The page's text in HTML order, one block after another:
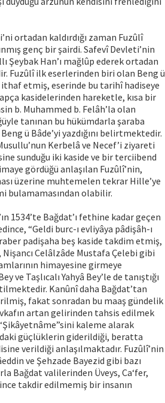
ortadan kaldırdığı zaman Fuzûlî
genç bir şairdi. Safevî Devleti’nin
Şeybak Han’ı mağlûp ederek ortadan
Fuzûlî ilk eserlerinden biri olan Beng ü
ithaf etmiş, eserinde bu tarihî hadiseye
kasidelerinden hareketle, kısa bir
b. Muhammed b. Felâh’la olan
tanınan bu hükümdarla şaraba
ü Bâde’yi yazdığını belirtmektedir.
Kerbelâ ve Necef’i ziyareti
sunduğu iki kaside ve bir terciibend
gördüğü anlaşılan Fuzûlî’nin,
üzerine muhtemelen tekrar Hille’ye
bulamamasından olabilir.
1534’te Bağdat’ı fethine kadar geçen
“Geldi burc-ı evliyâya pâdişâh-ı
padişaha beş kaside takdim etmiş,
Celâlzâde Mustafa Çelebi gibi
himayesine girmeye
ve Taşlıcalı Yahyâ Bey’le de tanıştığı
Kanûnî daha Bağdat’tan
fakat sonradan bu maaş gündelik
artan gelirinden tahsis edilmek
kaleme alarak
güçlüklerin giderildiği, beratta
verildiği anlaşılmaktadır. Fuzûlî’nin
ve Şehzade Bayezid gibi bazı
Bağdat valilerinden Üveys, Ca‘fer,
takdir edilmemiş bir insanın